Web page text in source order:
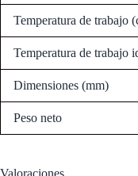
Temperatura de trabajo
Temperatura de trabajo
Dimensiones (mm)
Peso neto